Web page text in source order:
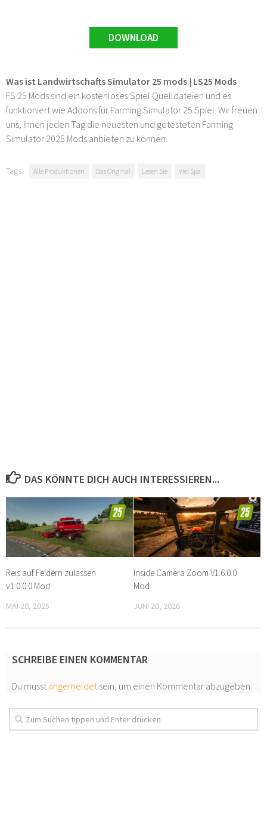
DOWNLOAD
Was ist Landwirtschafts Simulator 25 mods | LS25 Mods
FS 25 Mods sind ein kostenloses Spiel Quelldateien und es
funktioniert wie Addons für Farming Simulator 25 Spiel. Wir freuen
uns, Ihnen jeden Tag die neuesten und getesteten Farming
Simulator 2025 Mods anbieten zu können.
Tags: Alle Produktionen Das Original Lesen Sie Viel Spa
DAS KÖNNTE DICH AUCH INTERESSIEREN...
Reis auf Feldern zulassen
v1.0.0.0 Mod
MAI 20, 2025
Inside Camera Zoom V1.6.0.0
Mod
JUNI 20, 2026
SCHREIBE EINEN KOMMENTAR
Du musstangemeldetsein, um einen Kommentar abzugeben.